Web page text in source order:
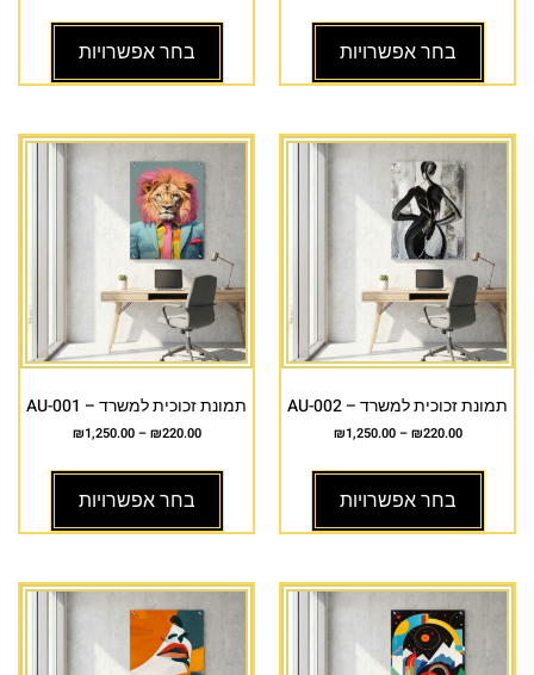
בחר אפשרויות בחר אפשרויות
תמונת זכוכית למשרד – AU-002
₪220.00
–
₪1,250.00
בחר אפשרויות
תמונת זכוכית למשרד – AU-001
₪220.00
–
₪1,250.00
בחר אפשרויות